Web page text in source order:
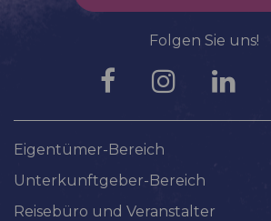
Folgen Sie uns!
Eigentümer-Bereich
Unterkunftgeber-Bereich
Reisebüro und Veranstalter